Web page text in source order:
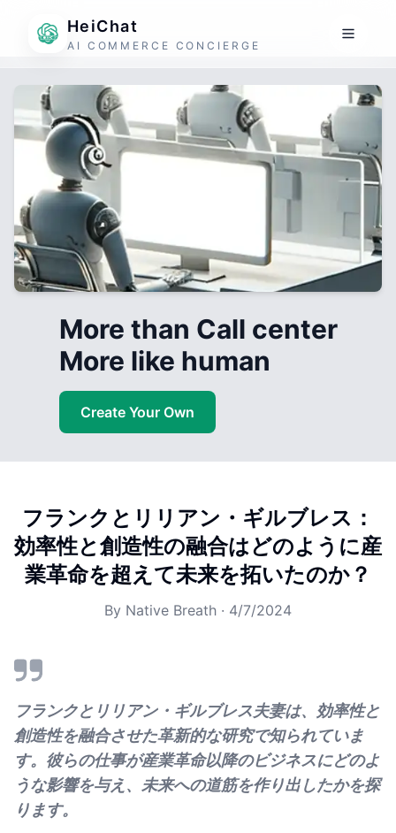
HeiChat
AI COMMERCE CONCIERGE
More than Call center
More like human
Create Your Own
フランクとリリアン・ギルブレス：
効率性と創造性の融合はどのように産
業革命を超えて未来を拓いたのか？
By Native Breath · 4/7/2024
フランクとリリアン・ギルブレス夫妻は、効率性と
創造性を融合させた革新的な研究で知られていま
す。彼らの仕事が産業革命以降のビジネスにどのよ
うな影響を与え、未来への道筋を作り出したかを探
ります。